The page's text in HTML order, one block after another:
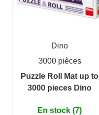
Dino
3000 pièces
Puzzle Roll Mat up to
3000 pieces Dino
En stock (7)